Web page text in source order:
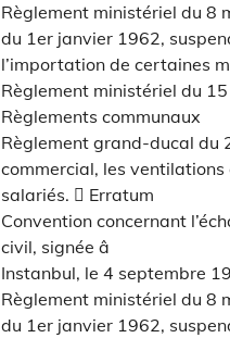
Règlement ministériel du 8
du 1er janvier 1962,
l’importation de certaines
Règlement ministériel du
Règlements communaux
Règlement grand-ducal du
commercial, les
salariés.  Erratum
Convention concernant
civil, signée â
Instanbul, le 4 septembre
Règlement ministériel du 8
du 1er janvier 1962,